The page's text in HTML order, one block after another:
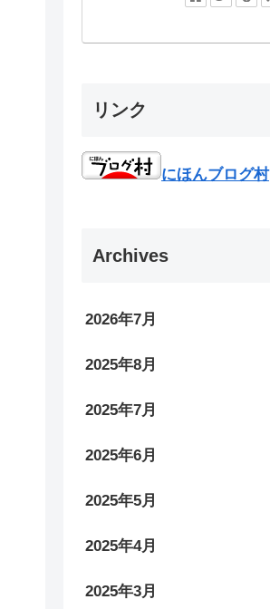
リンク
にほんブログ村
Archives
2026年7月
2025年8月
2025年7月
2025年6月
2025年5月
2025年4月
2025年3月